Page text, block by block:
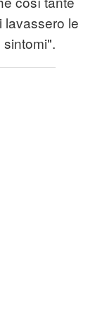
lavassero le